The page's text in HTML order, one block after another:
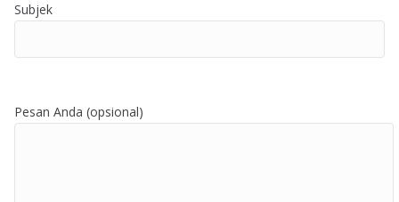
Subjek
Pesan Anda (opsional)